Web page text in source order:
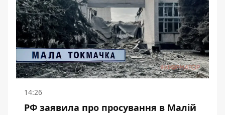
14:26
РФ заявила про просування в Малій